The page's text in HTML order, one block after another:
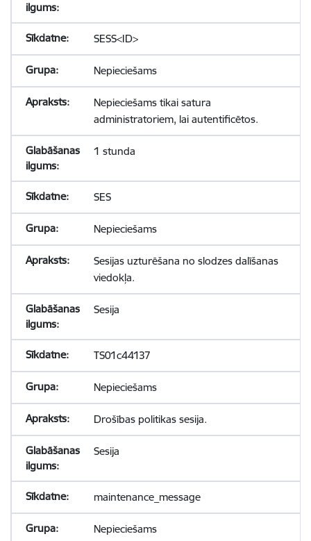
SESS<ID>
Nepieciešams
Nepieciešams tikai satura
administratoriem, lai autentificētos.
1 stunda
SES
Nepieciešams
Sesijas uzturēšana no slodzes dalīšanas
viedokļa.
Sesija
TS01c44137
Nepieciešams
Drošības politikas sesija.
Sesija
maintenance_message
Nepieciešams